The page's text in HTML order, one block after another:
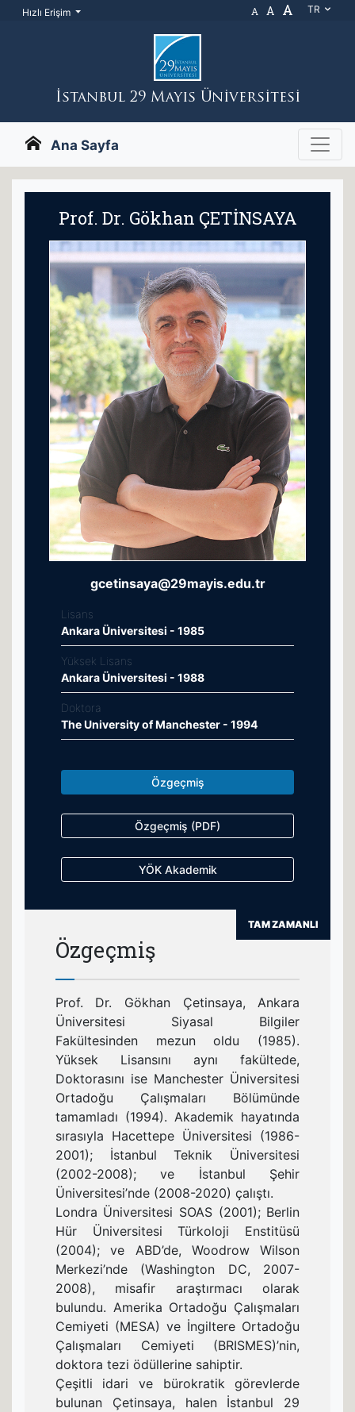
Hızlı Erişim A A A TR
İstanbul 29 Mayıs Üniversitesi
Ana Sayfa
Prof. Dr. Gökhan ÇETİNSAYA
gcetinsaya@29mayis.edu.tr
Lisans
Ankara Üniversitesi - 1985
Yüksek Lisans
Ankara Üniversitesi - 1988
Doktora
The University of Manchester - 1994
Özgeçmiş
Özgeçmiş (PDF)
YÖK Akademik
TAM ZAMANLI
Özgeçmiş
Prof. Dr. Gökhan Çetinsaya, Ankara
Üniversitesi Siyasal Bilgiler
Fakültesinden mezun oldu (1985).
Yüksek Lisansını aynı fakültede,
Doktorasını ise Manchester Üniversitesi
Ortadoğu Çalışmaları Bölümünde
tamamladı (1994). Akademik hayatında
sırasıyla Hacettepe Üniversitesi (1986-
2001); İstanbul Teknik Üniversitesi
(2002-2008); ve İstanbul Şehir
Üniversitesi’nde (2008-2020) çalıştı.
Londra Üniversitesi SOAS (2001); Berlin
Hür Üniversitesi Türkoloji Enstitüsü
(2004); ve ABD’de, Woodrow Wilson
Merkezi’nde (Washington DC, 2007-
2008), misafir araştırmacı olarak
bulundu. Amerika Ortadoğu Çalışmaları
Cemiyeti (MESA) ve İngiltere Ortadoğu
Çalışmaları Cemiyeti (BRISMES)’nin,
doktora tezi ödüllerine sahiptir.
Çeşitli idari ve bürokratik görevlerde
bulunan Çetinsaya, halen İstanbul 29